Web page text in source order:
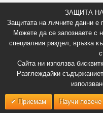
ЗАЩИТА
Защитата на личните данни
Можете да се запознаете с
специалния раздел, връзка
Сайта ни използва
Разглеждайки
Приемам Научи повече